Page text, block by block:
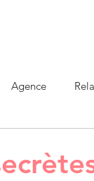
Agence